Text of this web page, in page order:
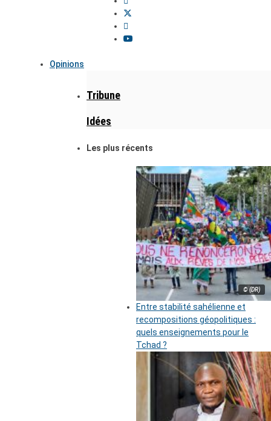
Opinions
Tribune
Idées
Les plus récents
© (DR)
Entre stabilité sahélienne et
recompositions géopolitiques :
quels enseignements pour le
Tchad ?